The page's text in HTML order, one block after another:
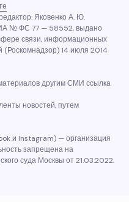
Яковенко А. Ю.
№ ФС 77 — 58552, выдано
связи, информационных
(Роскомнадзор) 14 июля 2014
другим СМИ ссылка
новостей, путем
и Instagram) — организация
запрещена на
суда Москвы от 21.03.2022.